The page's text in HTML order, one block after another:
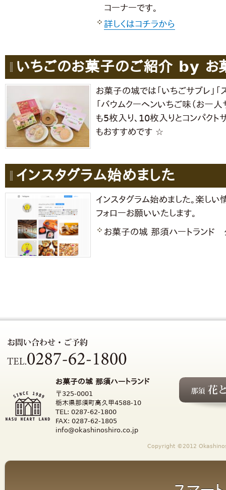
コーナーです。
詳しくはコチラから
いちごのお菓子のご紹介 by お
お菓子の城では「いちごサブレ」
「バウムクーヘンいちご味（お一人
も5枚入り、10枚入りとコンパクト
もおすすめです ☆
インスタグラム始めました
インスタグラム始めました。楽しい
フォローお願いいたします。
お菓子の城 那須ハートランド
お菓子の城 那須ハートランド
〒325-0001
栃木県那須町高久甲4588-10
TEL: 0287-62-1800
FAX: 0287-62-1805
info@okashinoshiro.co.jp
Copyright ©2012